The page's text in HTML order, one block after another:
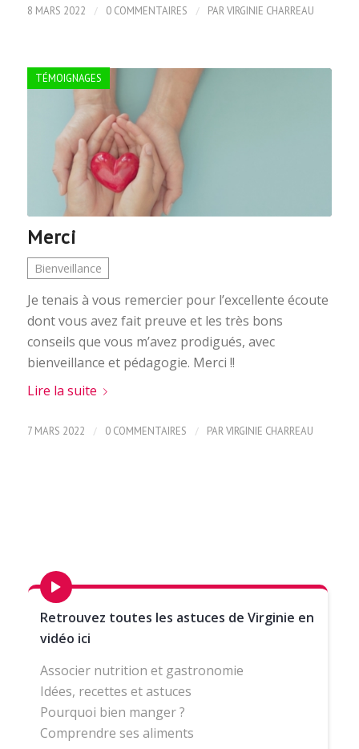
8 MARS 2022 / 0 COMMENTAIRES / PARVIRGINIE CHARREAU
Merci
TÉMOIGNAGES
Bienveillance
Je tenais à vous remercier pour l’excellente écoute
dont vous avez fait preuve et les très bons
conseils que vous m’avez prodigués, avec
bienveillance et pédagogie. Merci !!
Lire la suite
7 MARS 2022 / 0 COMMENTAIRES / PARVIRGINIE CHARREAU
Retrouvez toutes les astuces de Virginie en
vidéo ici
Associer nutrition et gastronomie
Idées, recettes et astuces
Pourquoi bien manger ?
Comprendre ses aliments